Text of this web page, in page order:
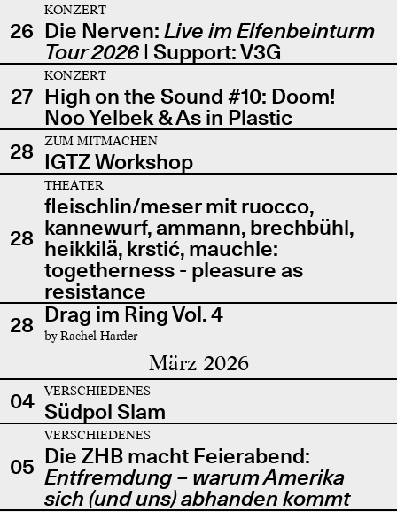
26
KONZERT
Die Nerven: Live im Elfenbeinturm
Tour 2026| Support: V3G
27
KONZERT
High on the Sound #10: Doom!
Noo Yelbek & As in Plastic
28
ZUM MITMACHEN
IGTZ Workshop
28
THEATER
fleischlin/meser mit ruocco,
kannewurf, ammann, brechbühl,
heikkilä, krstić, mauchle:
togetherness - pleasure as
resistance
28 Drag im Ring Vol. 4
by Rachel Harder
März 2026
04 VERSCHIEDENES
Südpol Slam
05
VERSCHIEDENES
Die ZHB macht Feierabend:
Entfremdung – warum Amerika
sich (und uns) abhanden kommt